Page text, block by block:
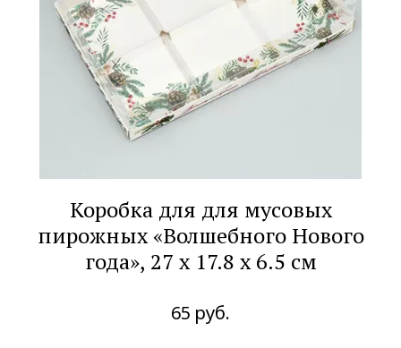
Коробка для для мусовых
пирожных «Волшебного Нового
года», 27 х 17.8 х 6.5 см
65 руб.